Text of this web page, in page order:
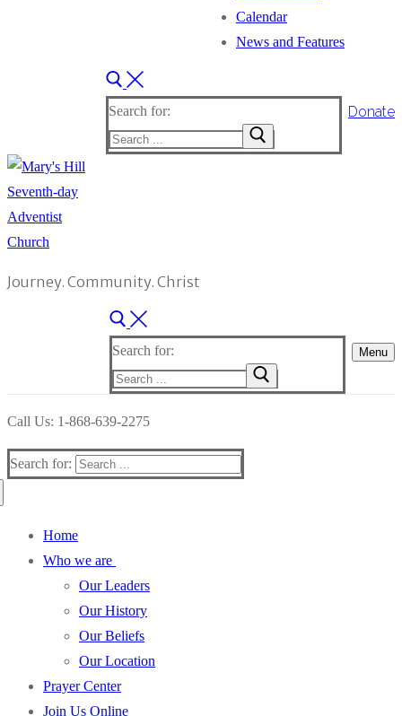
Calendar
News and Features
Search for: Donate
Journey. Community. Christ
Search for: Menu
Call Us: 1-868-639-2275
Search for:
Home
Who we are
Our Leaders
Our History
Our Beliefs
Our Location
Prayer Center
Join Us Online